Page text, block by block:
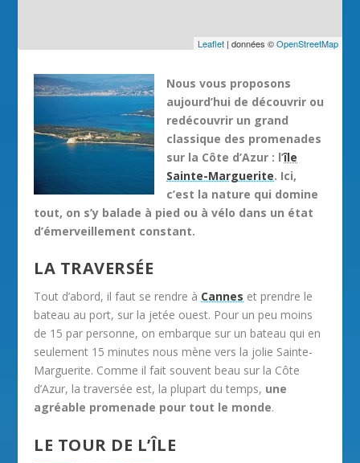
Leaflet| données ©OpenStreetMap
Nous vous proposons
aujourd’hui de découvrir ou
redécouvrir un grand
classique des promenades
sur la Côte d’Azur : l’île
Sainte-Marguerite. Ici,
c’est la nature qui domine
tout, on s’y balade à pied ou à vélo dans un état
d’émerveillement constant.
LA TRAVERSÉE
Tout d’abord, il faut se rendre à Cannes et prendre le
bateau au port, sur la jetée ouest. Pour un peu moins
de 15 par personne, on embarque sur un bateau qui en
seulement 15 minutes nous mène vers la jolie Sainte-
Marguerite. Comme il fait souvent beau sur la Côte
d’Azur, la traversée est, la plupart du temps, une
agréable promenade pour tout le monde.
LE TOUR DE L’ÎLE